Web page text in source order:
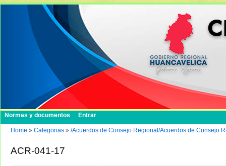
Normas y documentos Entrar
Home » Categorias » /Acuerdos de Consejo Regional/Acuerdos de Consejo
ACR-041-17